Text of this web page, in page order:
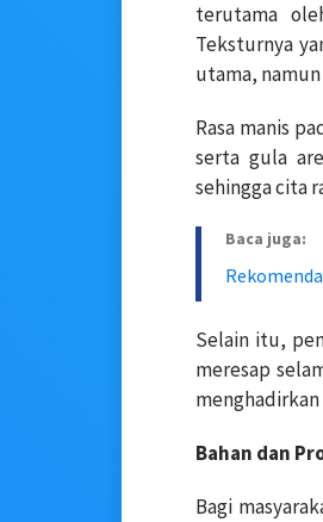
terutama
Teksturnya
utama,
Rasa manis
serta gula
sehingga cita
Baca juga:
Selain itu,
meresap
menghadirkan
Bahan dan
Bagi